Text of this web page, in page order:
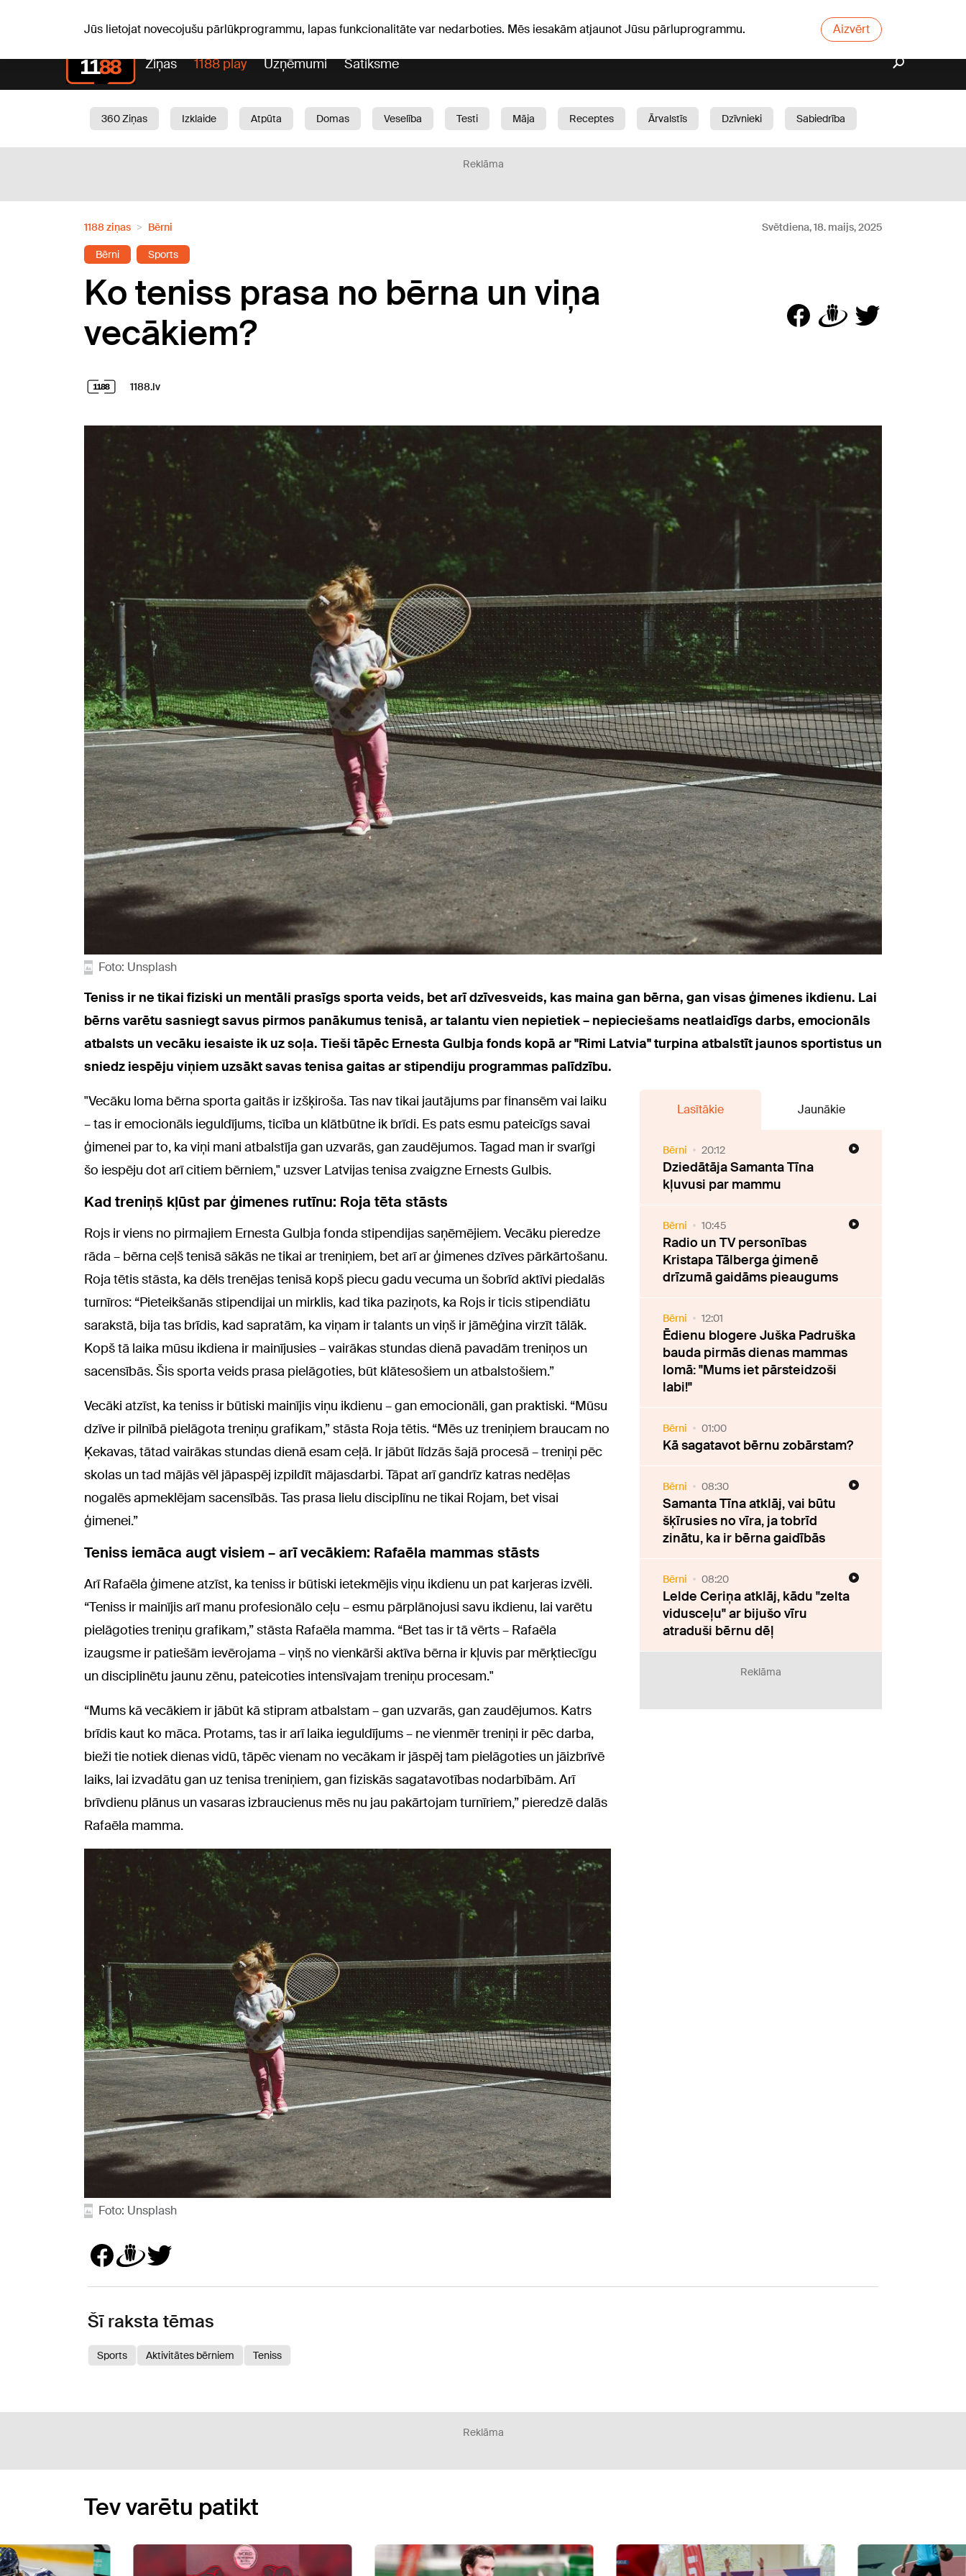
Jūs lietojat novecojušu pārlūkprogrammu, lapas funkcionalitāte var nedarboties. Mēs iesakām atjaunot Jūsu pārluprogrammu. Aizvērt
Ziņas 1188 play Uzņēmumi Satiksme
360 Ziņas Izklaide Atpūta Domas Veselība Testi Māja Receptes Ārvalstīs Dzīvnieki
Sabiedrība
Reklāma
1188 ziņas Bērni Svētdiena, 18. maijs, 2025
Bērni Sports
Ko teniss prasa no bērna un viņa
vecākiem?
1188.lv
Foto: Unsplash
Teniss ir ne tikai fiziski un mentāli prasīgs sporta veids, bet arī dzīvesveids, kas maina gan bērna, gan visas ģimenes ikdienu. Lai
bērns varētu sasniegt savus pirmos panākumus tenisā, ar talantu vien nepietiek – nepieciešams neatlaidīgs darbs, emocionāls
atbalsts un vecāku iesaiste ik uz soļa. Tieši tāpēc Ernesta Gulbja fonds kopā ar "Rimi Latvia" turpina atbalstīt jaunos sportistus un
sniedz iespēju viņiem uzsākt savas tenisa gaitas ar stipendiju programmas palīdzību.
"Vecāku loma bērna sporta gaitās ir izšķiroša. Tas nav tikai jautājums par finansēm vai laiku
– tas ir emocionāls ieguldījums, ticība un klātbūtne ik brīdi. Es pats esmu pateicīgs savai
ģimenei par to, ka viņi mani atbalstīja gan uzvarās, gan zaudējumos. Tagad man ir svarīgi
šo iespēju dot arī citiem bērniem," uzsver Latvijas tenisa zvaigzne Ernests Gulbis.
Kad treniņš kļūst par ģimenes rutīnu: Roja tēta stāsts
Rojs ir viens no pirmajiem Ernesta Gulbja fonda stipendijas saņēmējiem. Vecāku pieredze
rāda – bērna ceļš tenisā sākās ne tikai ar treniņiem, bet arī ar ģimenes dzīves pārkārtošanu.
Roja tētis stāsta, ka dēls trenējas tenisā kopš piecu gadu vecuma un šobrīd aktīvi piedalās
turnīros: “Pieteikšanās stipendijai un mirklis, kad tika paziņots, ka Rojs ir ticis stipendiātu
sarakstā, bija tas brīdis, kad sapratām, ka viņam ir talants un viņš ir jāmēģina virzīt tālāk.
Kopš tā laika mūsu ikdiena ir mainījusies – vairākas stundas dienā pavadām treniņos un
sacensībās. Šis sporta veids prasa pielāgoties, būt klātesošiem un atbalstošiem.”
Vecāki atzīst, ka teniss ir būtiski mainījis viņu ikdienu – gan emocionāli, gan praktiski. “Mūsu
dzīve ir pilnībā pielāgota treniņu grafikam,” stāsta Roja tētis. “Mēs uz treniņiem braucam no
Ķekavas, tātad vairākas stundas dienā esam ceļā. Ir jābūt līdzās šajā procesā – treniņi pēc
skolas un tad mājās vēl jāpaspēj izpildīt mājasdarbi. Tāpat arī gandrīz katras nedēļas
nogalēs apmeklējam sacensībās. Tas prasa lielu disciplīnu ne tikai Rojam, bet visai
ģimenei.”
Teniss iemāca augt visiem – arī vecākiem: Rafaēla mammas stāsts
Arī Rafaēla ģimene atzīst, ka teniss ir būtiski ietekmējis viņu ikdienu un pat karjeras izvēli.
“Teniss ir mainījis arī manu profesionālo ceļu – esmu pārplānojusi savu ikdienu, lai varētu
pielāgoties treniņu grafikam,” stāsta Rafaēla mamma. “Bet tas ir tā vērts – Rafaēla
izaugsme ir patiešām ievērojama – viņš no vienkārši aktīva bērna ir kļuvis par mērķtiecīgu
un disciplinētu jaunu zēnu, pateicoties intensīvajam treniņu procesam."
“Mums kā vecākiem ir jābūt kā stipram atbalstam – gan uzvarās, gan zaudējumos. Katrs
brīdis kaut ko māca. Protams, tas ir arī laika ieguldījums – ne vienmēr treniņi ir pēc darba,
bieži tie notiek dienas vidū, tāpēc vienam no vecākam ir jāspēj tam pielāgoties un jāizbrīvē
laiks, lai izvadātu gan uz tenisa treniņiem, gan fiziskās sagatavotības nodarbībām. Arī
brīvdienu plānus un vasaras izbraucienus mēs nu jau pakārtojam turnīriem,” pieredzē dalās
Rafaēla mamma.
Foto: Unsplash
Lasītākie Jaunākie
Bērni 20:12
Dziedātāja Samanta Tīna
kļuvusi par mammu
Bērni 10:45
Radio un TV personības
Kristapa Tālberga ģimenē
drīzumā gaidāms pieaugums
Bērni 12:01
Ēdienu blogere Juška Padruška
bauda pirmās dienas mammas
lomā: "Mums iet pārsteidzoši
labi!"
Bērni 01:00
Kā sagatavot bērnu zobārstam?
Bērni 08:30
Samanta Tīna atklāj, vai būtu
šķīrusies no vīra, ja tobrīd
zinātu, ka ir bērna gaidībās
Bērni 08:20
Lelde Ceriņa atklāj, kādu "zelta
vidusceļu" ar bijušo vīru
atraduši bērnu dēļ
Reklāma
Šī raksta tēmas
Sports Aktivitātes bērniem Teniss
Reklāma
Tev varētu patikt